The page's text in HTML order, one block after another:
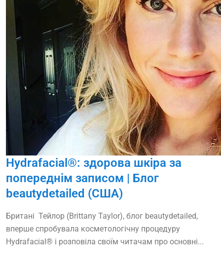
Hydrafacial®: здорова шкіра за
попереднім записом | Блог
beautydetailed (США)
Британі Тейлор (Brittany Taylor), блог beautydetailed,
вперше спробувала косметологічну процедуру
Hydrafacial® і розповіла своїм читачам про основні...